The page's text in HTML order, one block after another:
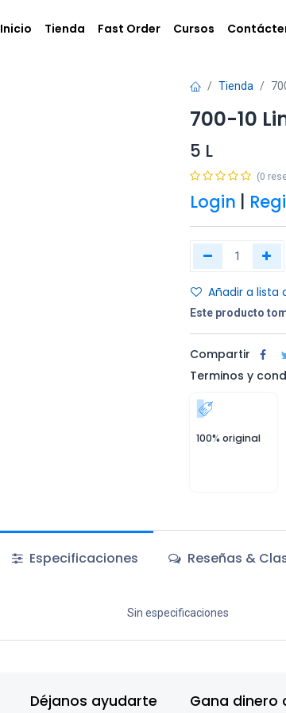
Inicio Tienda Fast Order Cursos
Tienda
700-10
5 L
(0
Login
Añadir a lista
Este producto
Compartir
Terminos y
100% original
Especificaciones Reseñas &
Sin especificaciones
Déjanos ayudarte
Gana dinero